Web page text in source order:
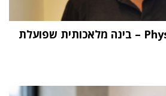
"העתיד הוא Physical AI – בינה מלאכותית שפועלת